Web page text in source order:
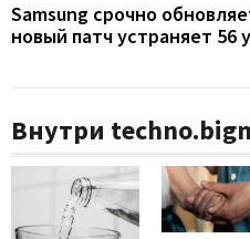
Samsung срочно
новый патч устраняет 56
Внутри